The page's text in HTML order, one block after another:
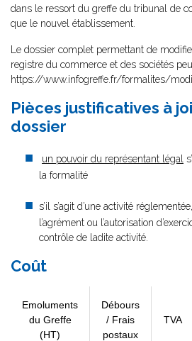
dans le ressort du greffe du tribunal de
que le nouvel établissement.
Le dossier complet permettant de
registre du commerce et des sociétés
https://www.infogreffe.fr/formalites/
Pièces justificatives à
dossier
un pouvoir du représentant légal
la formalité
s’il s’agit d’une activité
l’agrément ou l’autorisation
contrôle de ladite activité.
Coût
Emoluments
du Greffe
(HT)
Débours
/ Frais
postaux
TVA